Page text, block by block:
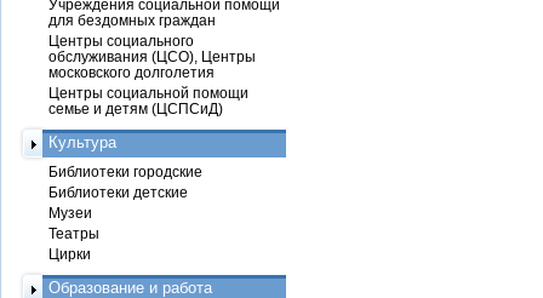
Учреждения социальной помощи
для бездомных граждан
Центры социального
обслуживания (ЦСО), Центры
московского долголетия
Центры социальной помощи
семье и детям (ЦСПСиД)
Культура
Библиотеки городские
Библиотеки детские
Музеи
Театры
Цирки
Образование и работа